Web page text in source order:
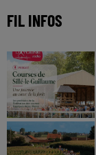
FIL INFOS